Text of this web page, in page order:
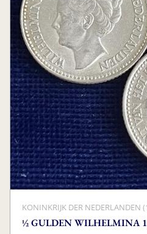
KONINKRIJK DER NEDERLANDEN
½ GULDEN WILHELMINA